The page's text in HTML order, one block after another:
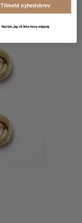
Tilmeld nyhedsbrev
Nej tak, jeg vil ikke have adgang